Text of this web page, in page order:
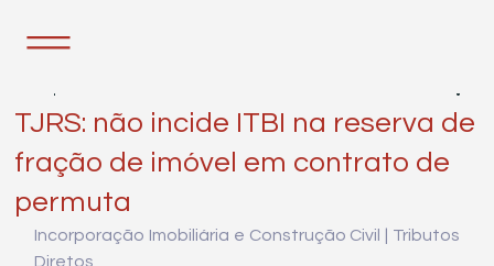
TJRS: não incide ITBI na reserva de
fração de imóvel em contrato de
permuta
Incorporação Imobiliária e Construção Civil | Tributos
Diretos